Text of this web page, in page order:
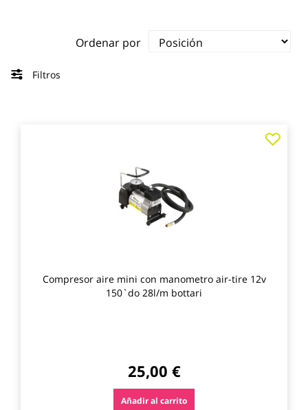
Ordenar por
Filtros
Compresor aire mini con manometro air-tire 12v
150`do 28l/m bottari
25,00 €
Añadir al carrito